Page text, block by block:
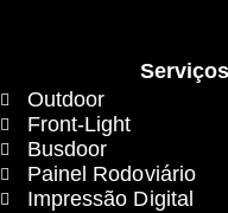
Outdoor
Front-Light
Busdoor
Painel Rodoviário
Impressão Digital